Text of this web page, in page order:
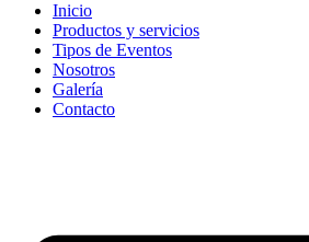
Inicio
Productos y servicios
Tipos de Eventos
Nosotros
Galería
Contacto